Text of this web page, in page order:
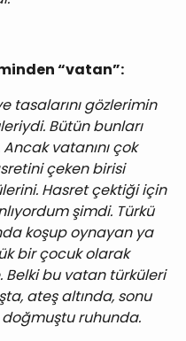
“vatan”:
tasalarını gözlerimin
Bütün bunları
vatanını çok
çeken birisi
Hasret çektiği için
şimdi. Türkü
koşup oynayan ya
bir çocuk olarak
Belki bu vatan türküleri
ateş altında, sonu
ruhunda.